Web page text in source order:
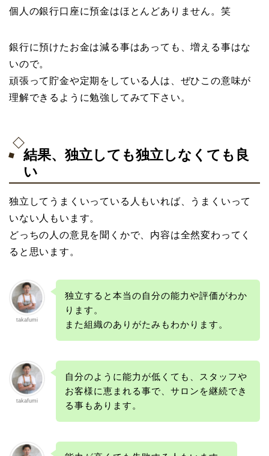
個人の銀行口座に預金はほとんどありません。笑
銀行に預けたお金は減る事はあっても、増える事はな
いので。
頑張って貯金や定期をしている人は、ぜひこの意味が
理解できるように勉強してみて下さい。
結果、独立しても独立しなくても良
い
独立してうまくいっている人もいれば、うまくいって
いない人もいます。
どっちの人の意見を聞くかで、内容は全然変わってく
ると思います。
takafumi
独立すると本当の自分の能力や評価がわか
ります。
また組織のありがたみもわかります。
takafumi
自分のように能力が低くても、スタッフや
お客様に恵まれる事で、サロンを継続でき
る事もあります。